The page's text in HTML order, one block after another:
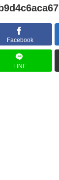
Facebook
LINE